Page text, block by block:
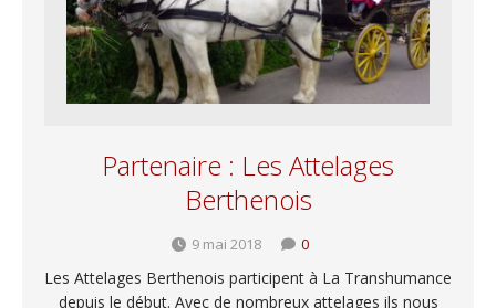
Partenaire : Les Attelages
Berthenois
9 mai 2018 0
Les Attelages Berthenois participent à La Transhumance
depuis le début. Avec de nombreux attelages ils nous